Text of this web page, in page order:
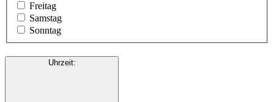
Freitag
Samstag
Sonntag
Uhrzeit: